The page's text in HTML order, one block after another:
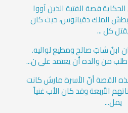
قصة الفتية الذين آووا
الملك دقيانوس، حيث كان
كل ...
ابنٌ شابّ صالح ومطيع لواليه.
طلب من والده أن يعتمد على ن...
القصة أنّ الأسرة مارش كانت
الأربعة وقد كان الأب غنياً
يمل...